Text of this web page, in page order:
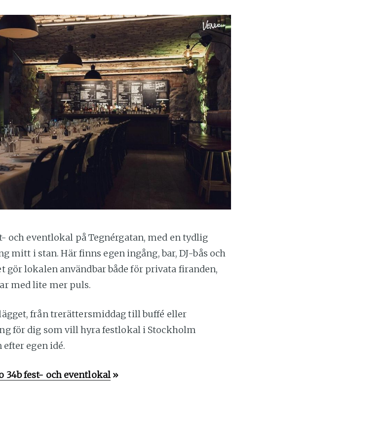
och eventlokal på Tegnérgatan, med en tydlig
mitt i stan. Här finns egen ingång, bar, DJ-bås och
lokalen användbar både för privata firanden,
med lite mer puls.
från trerättersmiddag till buffé eller
för dig som vill hyra festlokal i Stockholm
egen idé.
34b fest- och eventlokal»